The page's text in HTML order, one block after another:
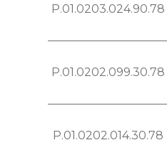
P.01.0203.024.90.78
P.01.0202.099.30.78
P.01.0202.014.30.78